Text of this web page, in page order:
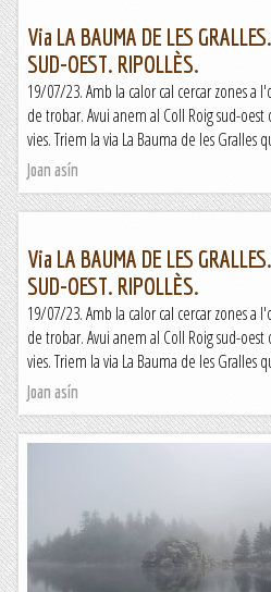
Via LA BAUMA DE LES
SUD-OEST. RIPOLLÈS.
19/07/23. Amb la calor cal cercar zones a
de trobar. Avui anem al Coll Roig sud-oest
vies. Triem la via La Bauma de les Gralles
Joan asín
Via LA BAUMA DE LES
SUD-OEST. RIPOLLÈS.
19/07/23. Amb la calor cal cercar zones a
de trobar. Avui anem al Coll Roig sud-oest
vies. Triem la via La Bauma de les Gralles
Joan asín